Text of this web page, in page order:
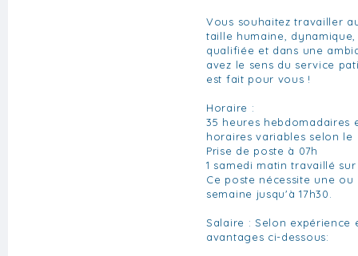
Vous souhaitez travailler
taille humaine,
qualifiée et dans une
avez le sens du service
est fait pour vous !
Horaire :
35 heures hebdomadaires
horaires variables selon le
Prise de poste à 07h
1 samedi matin travaillé
Ce poste nécessite une
semaine jusqu'à 17h30.
Salaire : Selon
avantages ci-dessous: